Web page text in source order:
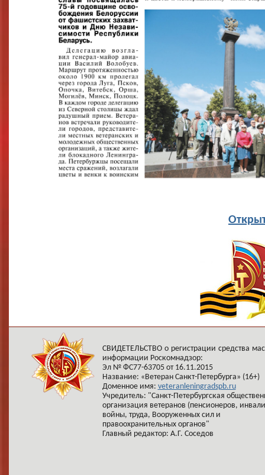
СВИДЕТЕЛЬСТВО о регистрации средства
информации Роскомнадзор:
Эл № ФС77-63705 от 16.11.2015
Название: «Ветеран Санкт-Петербурга» (16+)
Доменное имя: veteranleningradspb.ru
Учредитель: "Санкт-Петербургская
организация ветеранов (пенсионеров,
войны, труда, Вооруженных сил и
правоохранительных органов"
Главный редактор: А.Г. Соседов